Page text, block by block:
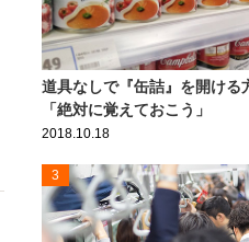
道具なしで『缶詰』を開ける
「絶対に覚えておこう」
2018.10.18
3